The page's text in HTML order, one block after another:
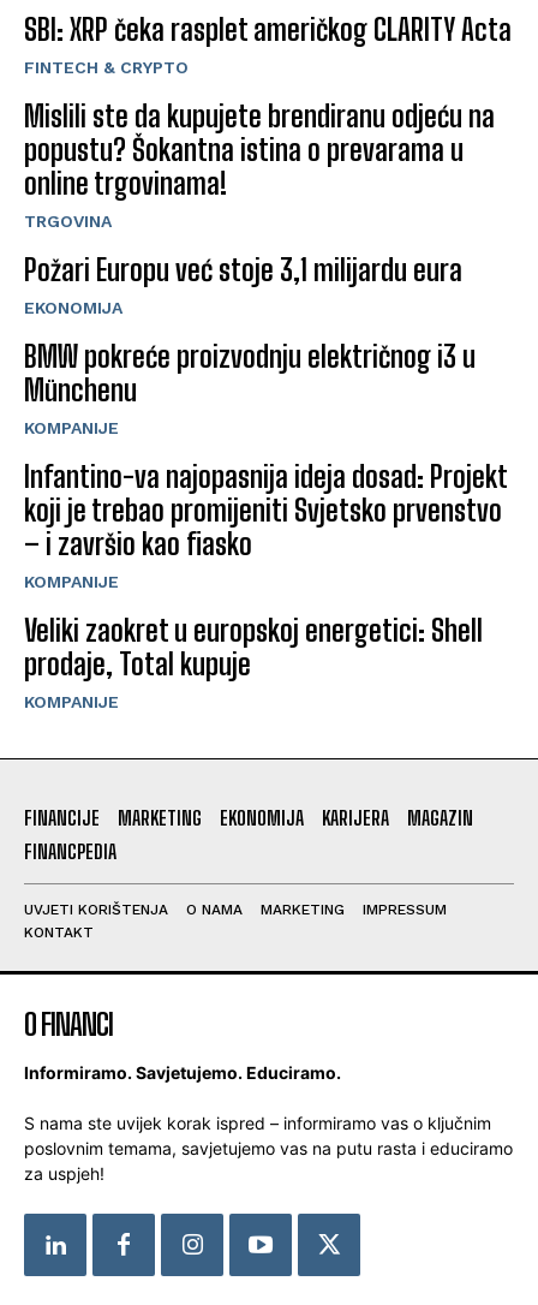
SBI: XRP čeka rasplet američkog CLARITY Acta
FINTECH & CRYPTO
Mislili ste da kupujete brendiranu odjeću na
popustu? Šokantna istina o prevarama u
online trgovinama!
TRGOVINA
Požari Europu već stoje 3,1 milijardu eura
EKONOMIJA
BMW pokreće proizvodnju električnog i3 u
Münchenu
KOMPANIJE
Infantino-va najopasnija ideja dosad: Projekt
koji je trebao promijeniti Svjetsko prvenstvo
– i završio kao fiasko
KOMPANIJE
Veliki zaokret u europskoj energetici: Shell
prodaje, Total kupuje
KOMPANIJE
FINANCIJE MARKETING EKONOMIJA KARIJERA
MAGAZIN
FINANCPEDIA
UVJETI KORIŠTENJA O NAMA MARKETING
IMPRESSUM
KONTAKT
O FINANCI
Informiramo. Savjetujemo. Educiramo.
S nama ste uvijek korak ispred – informiramo vas o ključnim
poslovnim temama, savjetujemo vas na putu rasta i educiramo
za uspjeh!